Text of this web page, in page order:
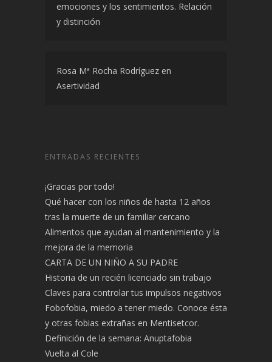
emociones y los sentimientos. Relación
y distinción
Rosa Mª Rocha Rodríguez en
Asertividad
ENTRADAS RECIENTES
¡Gracias por todo!
Qué hacer con los niños de hasta 12 años
tras la muerte de un familiar cercano
Alimentos que ayudan al mantenimiento y la
mejora de la memoria
CARTA DE UN NIÑO A SU PADRE
Historia de un recién licenciado sin trabajo
Claves para controlar tus impulsos negativos
Fobofobia, miedo a tener miedo. Conoce ésta
y otras fobias extrañas en Mentisetcor.
Definición de la semana: Anuptafobia
Vuelta al Cole